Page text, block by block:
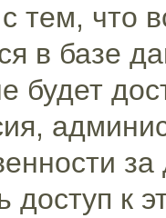
тем, что
в базе
будет
доступ к